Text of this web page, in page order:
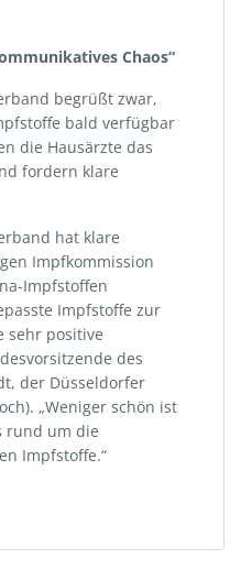
Chaos“
begrüßt zwar,
bald verfügbar
die Hausärzte das
fordern klare
hat klare
Impfkommission
Impfstoffen
Impfstoffe zur
sehr positive
des
der Düsseldorfer
„Weniger schön ist
rund um die
Impfstoffe.“